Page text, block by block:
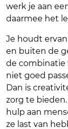
werk je aan
daarmee het
Je houdt
en buiten de
de combinatie
niet goed
Dan is
zorg te
hulp aan
ze last van